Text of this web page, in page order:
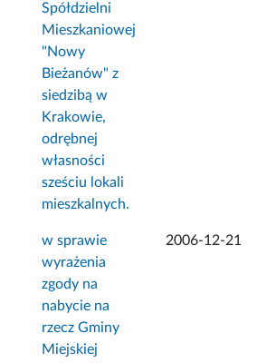
Spółdzielni
Mieszkaniowej
"Nowy
Bieżanów" z
siedzibą w
Krakowie,
odrębnej
własności
sześciu lokali
mieszkalnych.
w sprawie
wyrażenia
zgody na
nabycie na
rzecz Gminy
Miejskiej
2006-12-21